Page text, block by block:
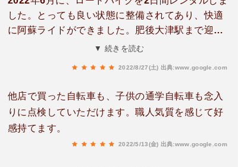
した。とっても良い状態に整備されてあり、快適
に阿蘇ライドができました。肥後大津駅まで迎え
に来て貰え、ヘルメットやパンクキットも貸して
に広がる、ご褒美の景色は最高でした!
▼ 続きを読む
2022/8/27(土) 出典:www.google.com
他店で買った自転車も、子供の通学自転車も念入
りに点検していただけます。職人気質を感じて好
感持てます。
2022/5/13(金) 出典:www.google.com